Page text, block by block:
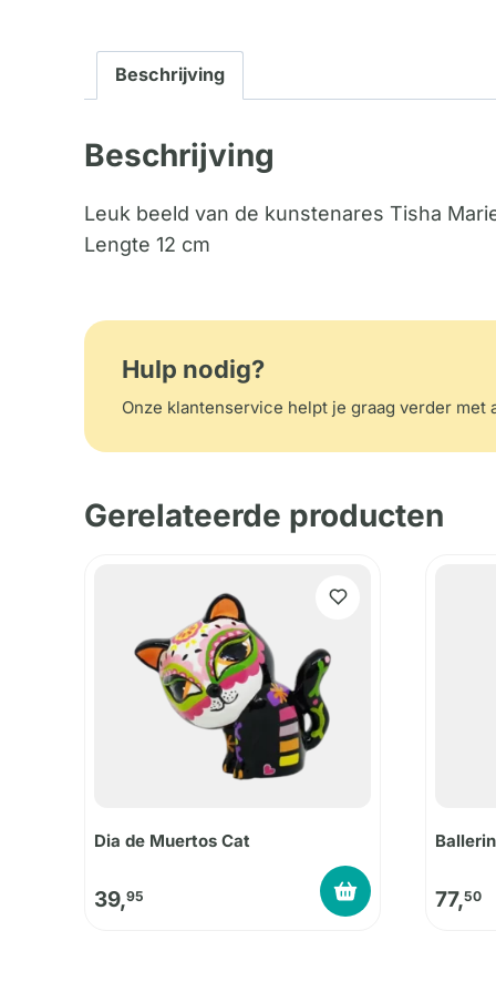
Beschrijving
Beschrijving
Leuk beeld van de kunstenares Tisha
Lengte 12 cm
Hulp nodig?
Onze klantenservice helpt je graag verder met
Gerelateerde producten
Dia de Muertos Cat
39,95 77,50